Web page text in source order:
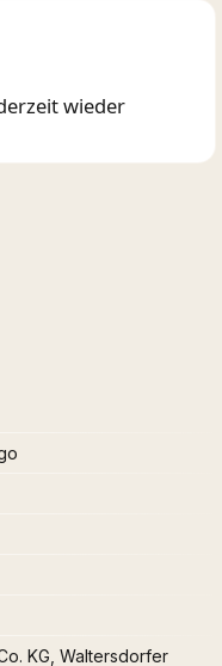
wieder
KG, Waltersdorfer